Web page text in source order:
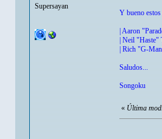
Supersayan
Y bueno
| Aaron
| Neil
| Rich "G-
Saludos...
Songoku
« Última